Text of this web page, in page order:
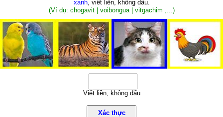
xanh, viết liền, không dấu.
(Ví dụ: chogavit | voibongua | vitgachim ,...)
Viết liền, không dấu
Xác thực